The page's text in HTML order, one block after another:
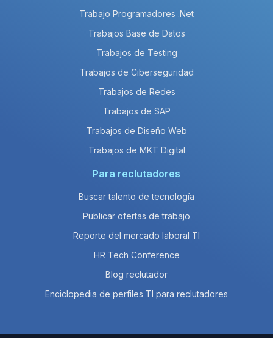
Trabajo Programadores .Net
Trabajos Base de Datos
Trabajos de Testing
Trabajos de Ciberseguridad
Trabajos de Redes
Trabajos de SAP
Trabajos de Diseño Web
Trabajos de MKT Digital
Para reclutadores
Buscar talento de tecnología
Publicar ofertas de trabajo
Reporte del mercado laboral TI
HR Tech Conference
Blog reclutador
Enciclopedia de perfiles TI para reclutadores